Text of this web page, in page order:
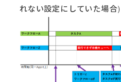
れない設定にしていた場合)